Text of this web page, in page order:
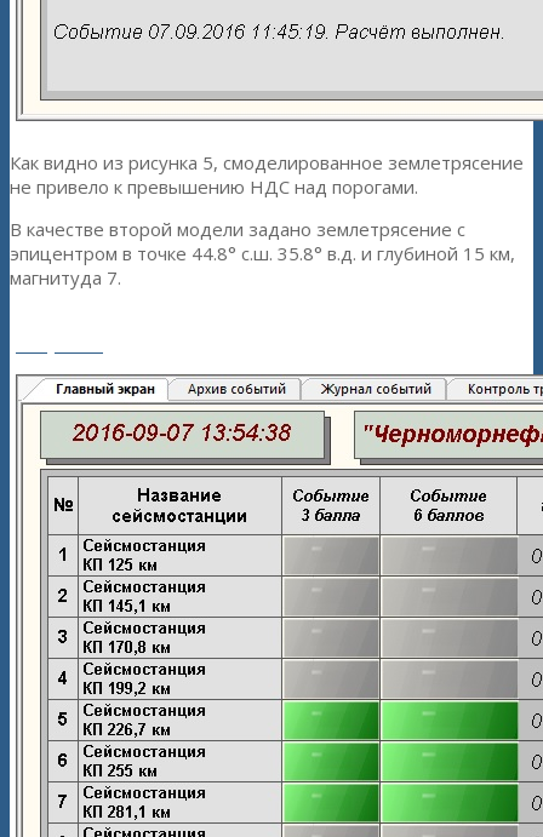
Как видно из рисунка 5, смоделированное землетрясение
не привело к превышению НДС над порогами.
В качестве второй модели задано землетрясение с
эпицентром в точке 44.8° с.ш. 35.8° в.д. и глубиной 15 км,
магнитуда 7.